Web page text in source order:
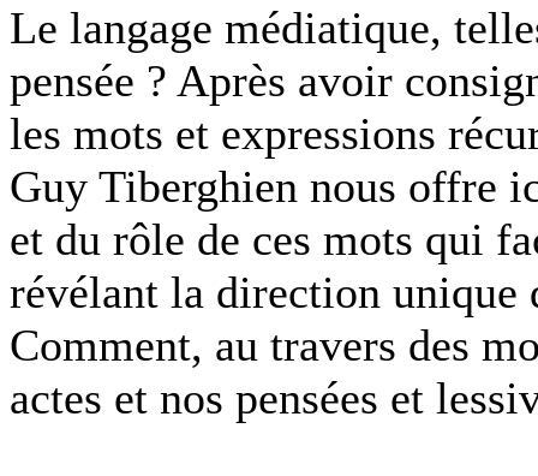
Le langage médiatique,
pensée ? Après avoir
les mots et expressions
Guy Tiberghien nous offre
et du rôle de ces mots qui
révélant la direction unique
Comment, au travers des
actes et nos pensées et